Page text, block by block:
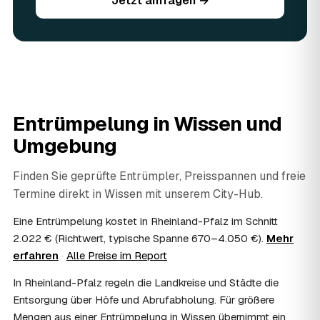
Sie vorhandene Wertsachen einfach in der Anfrage an.
AWL Zentrum vermittelt nur die Entrümpler und ersetzt
keine Steuerberatung — die konkrete Anrechnung klären
Sie mit Ihrem Finanzamt oder Steuerberater.
Kosten?
Im Einzelfall ist das möglich — etwa bei einer
Wohnungsauflösung im Rahmen von Sozialhilfe oder
einem vom Amt veranlassten Umzug. Wichtig: Den Antrag
stellen Sie vor Auftragserteilung beim zuständigen Amt
und holen die Kostenübernahme schriftlich ein. AWL
über die Kostenübernahme.
08 Bekomme ich einen Entsorgungsnachweis?
Entrümpelung inWissen und
Umgebung
Finden Sie geprüfte Entrümpler, Preisspannen und freie
Termine direkt in Wissen mit unserem City-Hub.
Eine Entrümpelung kostet in Rheinland-Pfalz im Schnitt
2.022 € (Richtwert, typische Spanne 670–4.050 €). Mehr
erfahren · Alle Preise im Report
In Rheinland-Pfalz regeln die Landkreise und Städte die
Entsorgung über Höfe und Abrufabholung. Für größere
Mengen aus einer Entrümpelung in Wissen übernimmt ein